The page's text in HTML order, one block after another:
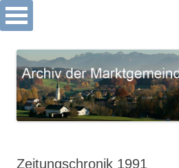
Archiv Markt Glonn
zum
Inhalt
Zeitungschronik 1991